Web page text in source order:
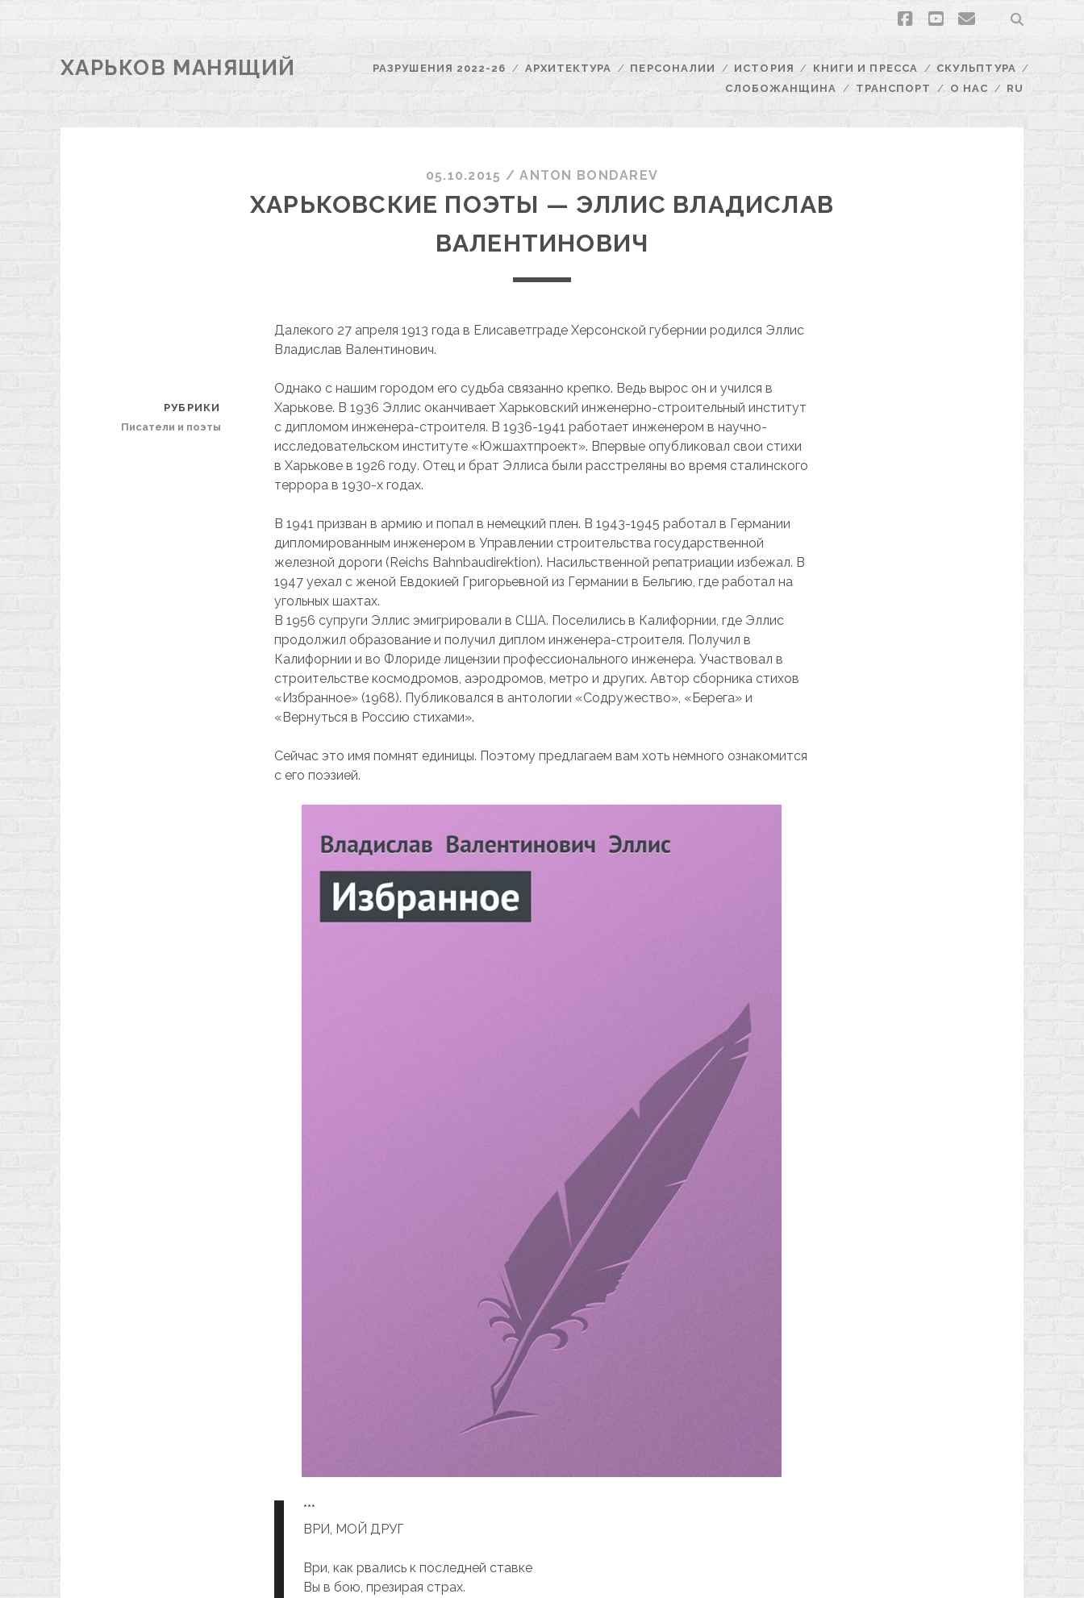
facebook
youtubeemail
ХАРЬКОВ МАНЯЩИЙ РАЗРУШЕНИЯ 2022-26 АРХИТЕКТУРА ПЕРСОНАЛИИ ИСТОРИЯ КНИГИ И ПРЕССА
СКУЛЬПТУРА
СЛОБОЖАНЩИНА
ТРАНСПОРТ О НАС RU
05.10.2015 /ANTON BONDAREV
ХАРЬКОВСКИЕ ПОЭТЫ — ЭЛЛИС ВЛАДИСЛАВ
ВАЛЕНТИНОВИЧ
Далекого 27 апреля 1913 года в Елисаветграде Херсонской губернии родился Эллис
Владислав Валентинович.
Однако с нашим городом его судьба связанно крепко. Ведьвырос он и учился в
Харькове. В 1936 Эллис оканчивает Харьковский инженерно-строительный институт
с дипломом инженера-строителя. В 1936-1941 работает инженером в научно-
исследовательском институте «Южшахтпроект». Впервые опубликовал свои стихи
в Харькове в 1926 году. Отец и брат Эллиса были расстреляны во время сталинского
террора в 1930-х годах.
В 1941 призван в армию и попал в немецкий плен. В 1943-1945 работал в Германии
дипломированным инженером в Управлении строительства государственной
железной дороги (Reichs Bahnbaudirektion). Насильственной репатриации избежал. В
1947 уехал с женой Евдокией Григорьевной из Германии в Бельгию, где работал на
угольных шахтах.
В 1956 супруги Эллис эмигрировали в США. Поселились в Калифорнии, где Эллис
продолжил образование и получил диплом инженера-строителя. Получил в
Калифорнии и во Флориде лицензии профессионального инженера. Участвовал в
строительстве космодромов, аэродромов, метро и других. Автор сборника стихов
«Избранное» (1968). Публиковался в антологии «Содружество», «Берега» и
«Вернуться в Россию стихами».
Сейчас это имя помнят единицы. Поэтому предлагаем вам хоть немного ознакомится
с его поэзией.
***
ВРИ, МОЙ ДРУГ
Ври, кaк рвaлись к последней стaвке
Вы в бою, презирaя стрaх.
РУБРИКИ
Писатели и поэты